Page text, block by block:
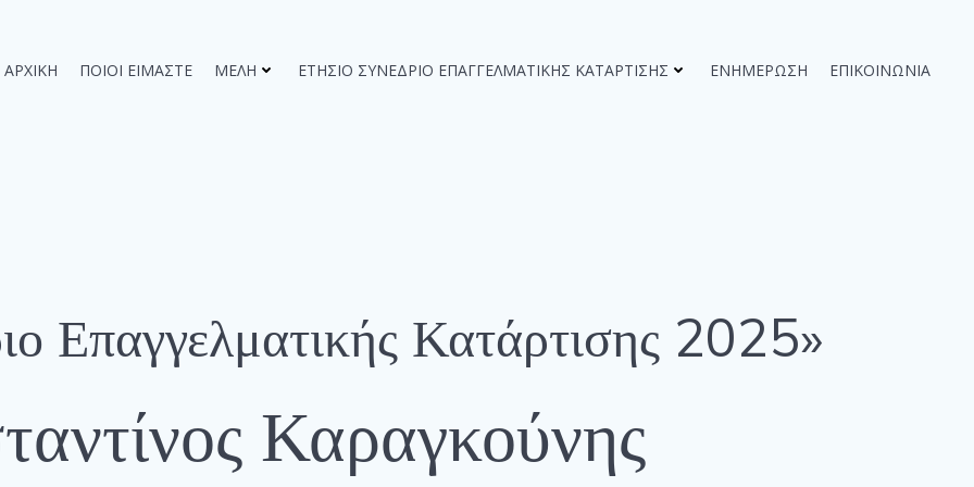
ΑΡΧΙΚΉ ΠΟΙΟΙ ΕΊΜΑΣΤΕ ΜΈΛΗ ΕΤΉΣΙΟ ΣΥΝΈΔΡΙΟ ΕΠΑΓΓΕΛΜΑΤΙΚΉΣ ΚΑΤΆΡΤΙΣΗΣ ΕΝΗΜΈΡΩΣΗ ΕΠΙΚΟΙΝΩΝΊΑ
Επαγγελματικής Κατάρτισης 2025»
Καραγκούνης